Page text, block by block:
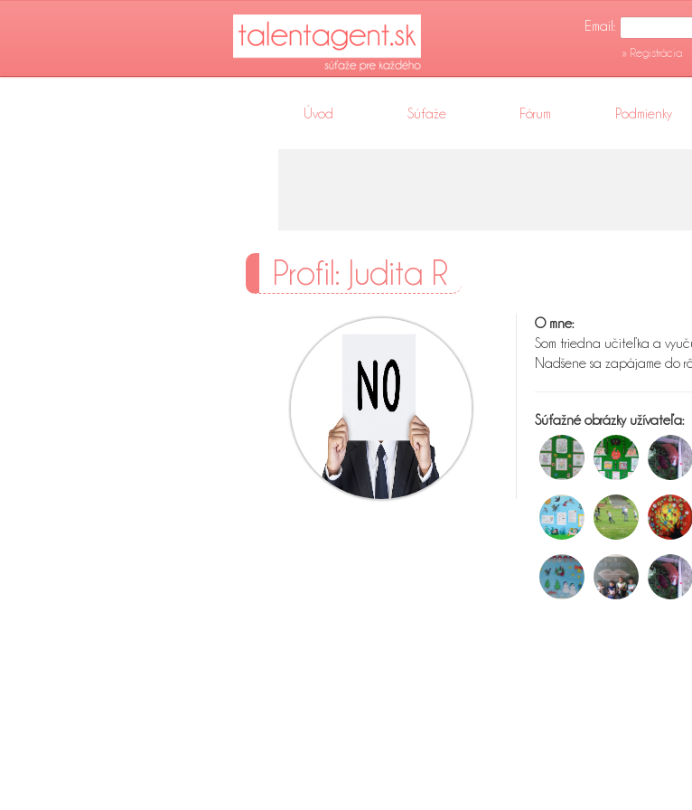
Email:
» Registrácia
Úvod Súťaže Fórum Podmienky
Profil: Judita R
O mne:
Som triedna učiteľka a
Nadšene sa zapájame do
Súťažné obrázky užívateľa: